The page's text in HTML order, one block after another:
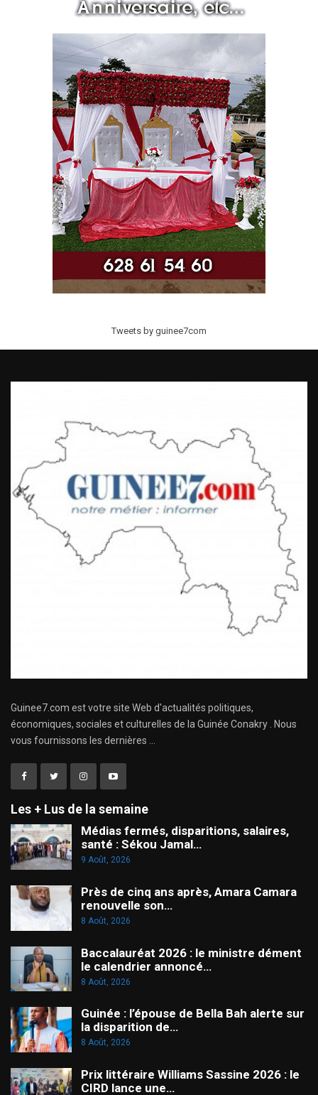
Tweets by guinee7com
Guinee7.com est votre site Web d'actualités politiques,
économiques, sociales et culturelles de la Guinée Conakry . Nous
vous fournissons les dernières ...
Les + Lus de la semaine
Médias fermés, disparitions, salaires,
santé : Sékou Jamal…
9 Août, 2026
Près de cinq ans après, Amara Camara
renouvelle son…
8 Août, 2026
Baccalauréat 2026 : le ministre dément
le calendrier annoncé…
8 Août, 2026
Guinée : l’épouse de Bella Bah alerte sur
la disparition de…
8 Août, 2026
Prix littéraire Williams Sassine 2026 : le
CIRD lance une…